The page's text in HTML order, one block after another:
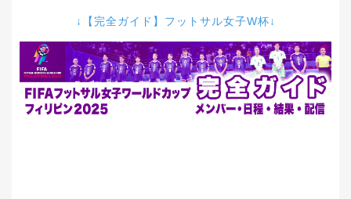
↓【完全ガイド】フットサル女子W杯↓